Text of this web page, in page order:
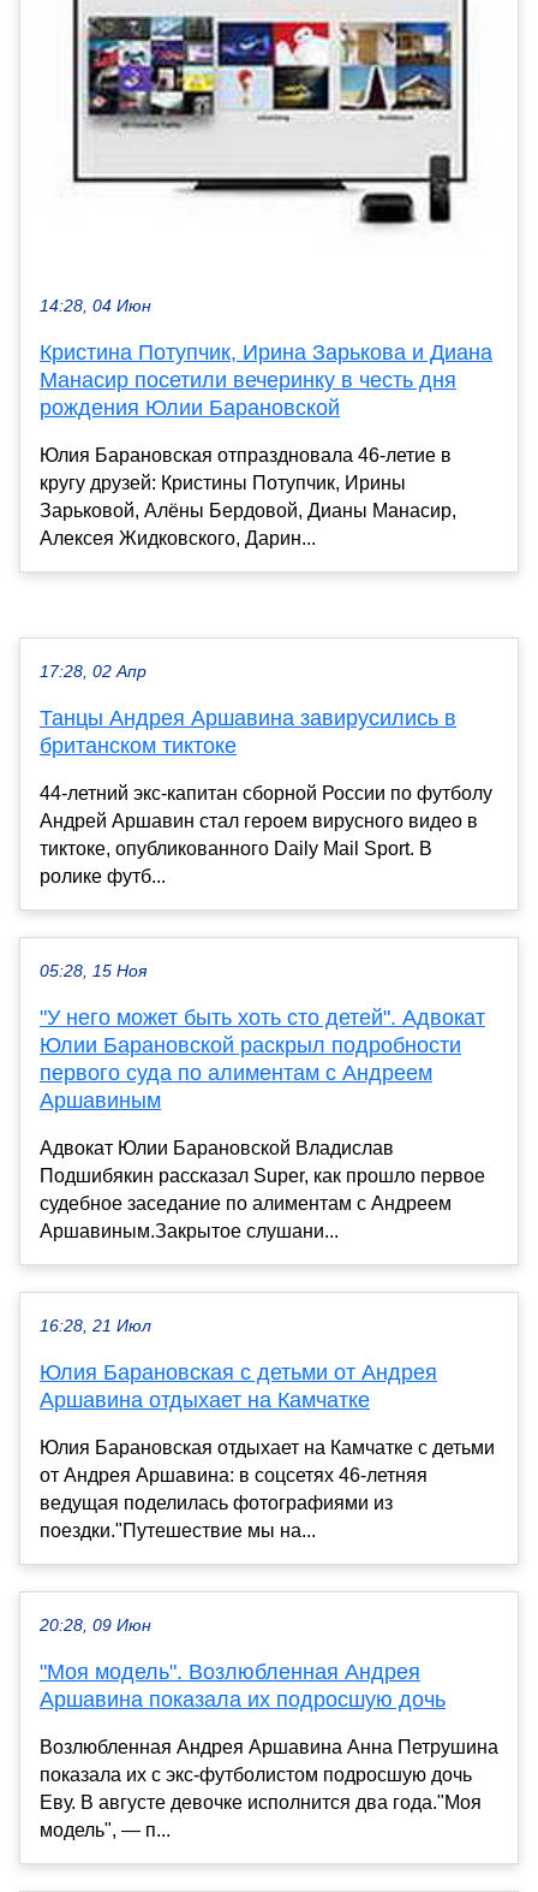
14:28, 04 Июн
Кристина Потупчик, Ирина Зарькова и Диана
Манасир посетили вечеринку в честь дня
рождения Юлии Барановской
Юлия Барановская отпраздновала 46-летие в
кругу друзей: Кристины Потупчик, Ирины
Зарьковой, Алёны Бердовой, Дианы Манасир,
Алексея Жидковского, Дарин...
17:28, 02 Апр
Танцы Андрея Аршавина завирусились в
британском тиктоке
44-летний экс-капитан сборной России по футболу
Андрей Аршавин стал героем вирусного видео в
тиктоке, опубликованного Daily Mail Sport. В
ролике футб...
05:28, 15 Ноя
"У него может быть хоть сто детей". Адвокат
Юлии Барановской раскрыл подробности
первого суда по алиментам с Андреем
Аршавиным
Адвокат Юлии Барановской Владислав
Подшибякин рассказал Super, как прошло первое
судебное заседание по алиментам с Андреем
Аршавиным.Закрытое слушани...
16:28, 21 Июл
Юлия Барановская с детьми от Андрея
Аршавина отдыхает на Камчатке
Юлия Барановская отдыхает на Камчатке с детьми
от Андрея Аршавина: в соцсетях 46-летняя
ведущая поделилась фотографиями из
поездки."Путешествие мы на...
20:28, 09 Июн
"Моя модель". Возлюбленная Андрея
Аршавина показала их подросшую дочь
Возлюбленная Андрея Аршавина Анна Петрушина
показала их с экс-футболистом подросшую дочь
Еву. В августе девочке исполнится два года."Моя
модель", — п...